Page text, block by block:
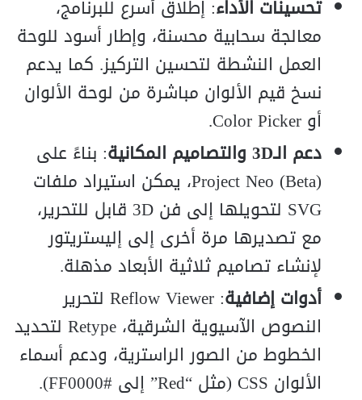
تحسينات الأداء: إطلاق أسرع للبرنامج،
معالجة سحابية محسنة، وإطار أسود للوحة
العمل النشطة لتحسين التركيز. كما يدعم
نسخ قيم الألوان مباشرة من لوحة الألوان
أو Color Picker.
دعم الـ3D والتصاميم المكانية
: بناءً على
Project Neo (Beta)، يمكن استيراد ملفات
SVG لتحويلها إلى فن 3D قابل للتحرير،
مع تصديرها مرة أخرى إلى إليستريتور
لإنشاء تصاميم ثلاثية الأبعاد مذهلة.
أدوات إضافية
: Reflow Viewer لتحرير
النصوص الآسيوية الشرقية، Retype لتحديد
الخطوط من الصور الراسترية، ودعم أسماء
الألوان CSS (مثل “Red” إلى #FF0000).